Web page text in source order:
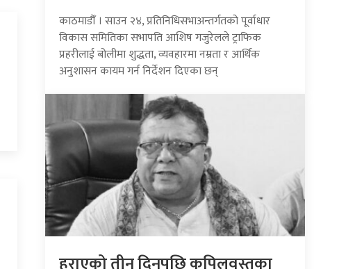
काठमाडौँ । साउन २४, प्रतिनिधिसभाअन्तर्गतको पूर्वाधार
विकास समितिका सभापति आशिष गजुरेलले ट्राफिक
प्रहरीलाई बोलीमा शुद्धता, व्यवहारमा नम्रता र आर्थिक
अनुशासन कायम गर्न निर्देशन दिएका छन्